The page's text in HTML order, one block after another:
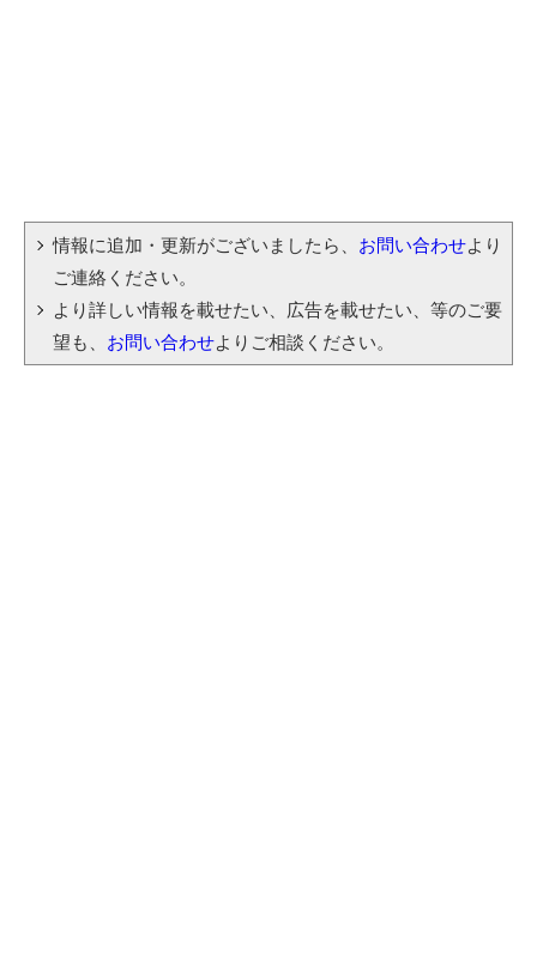
情報に追加・更新がございましたら、 お問い合わせより
ご連絡ください。
より詳しい情報を載せたい、広告を載せたい、等のご要
望も、 お問い合わせよりご相談ください。